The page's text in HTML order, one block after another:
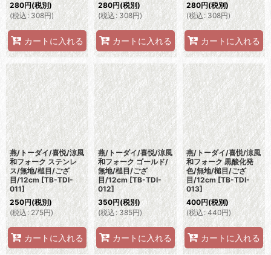
280円(税別)
(税込 : 308円)
カートに入れる
280円(税別)
(税込: 308円)
カートに入れる
280円(税別)
(税込 : 308円)
カートに入れる
燕/トーダイ/喜悦/涼風
和フォーク ステンレ
ス/無地/槌目/ござ
目/12cm [TB-TDI-
011]
250円(税別)
(税込: 275円)
カートに入れる
燕/トーダイ/喜悦/涼風
和フォーク ゴールド/
無地/槌目/ござ
目/12cm [TB-TDI-
012]
350円(税別)
(税込: 385円)
カートに入れる
燕/トーダイ/喜悦/涼風
和フォーク 黒酸化発
色/無地/槌目/ござ
目/12cm [TB-TDI-
013]
400円(税別)
(税込: 440円)
カートに入れる